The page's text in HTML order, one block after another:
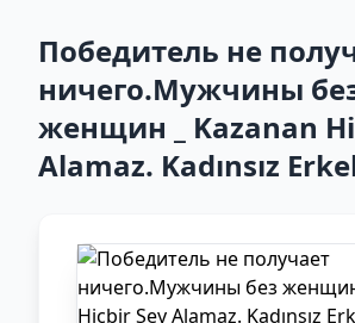
Hiçbir...
Победитель не
ничего.Мужчины
женщин _ Kazanan
Alamaz. Kadınsız